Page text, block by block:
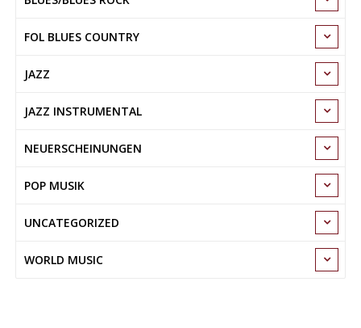
FOL BLUES COUNTRY
JAZZ
JAZZ INSTRUMENTAL
NEUERSCHEINUNGEN
POP MUSIK
UNCATEGORIZED
WORLD MUSIC